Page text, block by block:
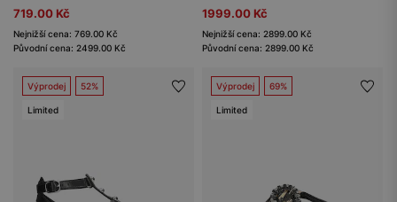
719.00 Kč
Nejnižší cena: 769.00 Kč
Původní cena: 2499.00 Kč
1999.00 Kč
Nejnižší cena: 2899.00 Kč
Původní cena: 2899.00 Kč
Výprodej 52%
Limited
Výprodej 69%
Limited